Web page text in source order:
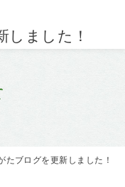
たブログを更新しました！
しました！